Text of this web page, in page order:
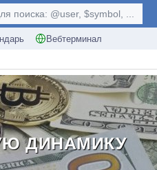
Вебтерминал
поиска: @user, $symbol, ...
ДИНАМИКУ